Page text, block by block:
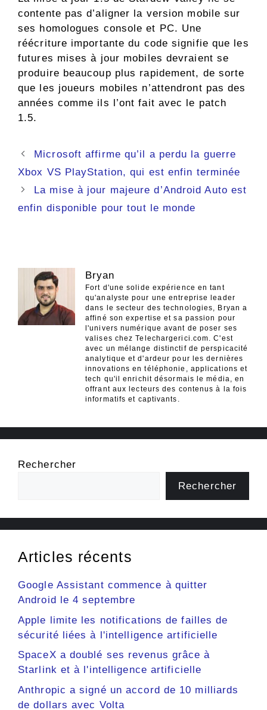
contente pas d’aligner la version mobile sur
ses homologues console et PC. Une
réécriture importante du code signifie que les
futures mises à jour mobiles devraient se
produire beaucoup plus rapidement, de sorte
que les joueurs mobiles n’attendront pas des
années comme ils l’ont fait avec le patch
1.5.
Navigation
des
Microsoft affirme qu’il a perdu la guerre
Xbox VS PlayStation, qui est enfin terminée
La mise à jour majeure d’Android Auto est
enfin disponible pour tout le monde
Bryan
Fort d'une solide expérience en tant
qu'analyste pour une entreprise leader
dans le secteur des technologies, Bryan a
affiné son expertise et sa passion pour
l'univers numérique avant de poser ses
valises chez Telechargerici.com. C'est
avec un mélange distinctif de perspicacité
analytique et d'ardeur pour les dernières
innovations en téléphonie, applications et
tech qu'il enrichit désormais le média, en
offrant aux lecteurs des contenus à la fois
informatifs et captivants.
Rechercher
Rechercher
Articles récents
Google Assistant commence à quitter
Android le 4 septembre
Apple limite les notifications de failles de
sécurité liées à l'intelligence artificielle
SpaceX a doublé ses revenus grâce à
Starlink et à l'intelligence artificielle
Anthropic a signé un accord de 10 milliards
de dollars avec Volta